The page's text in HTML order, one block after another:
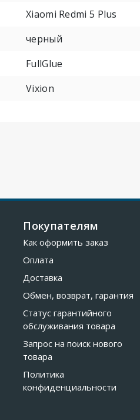
Xiaomi Redmi 5 Plus
черный
FullGlue
Vixion
Покупателям
Как оформить заказ
Оплата
Доставка
Обмен, возврат, гарантия
Статус гарантийного
обслуживания товара
Запрос на поиск нового
товара
Политика
конфиденциальности